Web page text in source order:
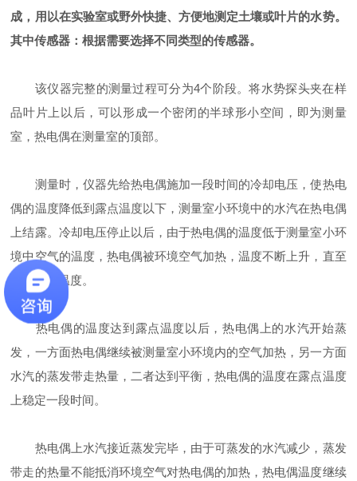
成，用以在实验室或野外快捷、方便地测定土壤或叶片的水势。
其中传感器：根据需要选择不同类型的传感器。
该仪器完整的测量过程可分为4个阶段。将水势探头夹在样
品叶片上以后，可以形成一个密闭的半球形小空间，即为测量
室，热电偶在测量室的顶部。
测量时，仪器先给热电偶施加一段时间的冷却电压，使热电
偶的温度降低到露点温度以下，测量室小环境中的水汽在热电偶
上结露。冷却电压停止以后，由于热电偶的温度低于测量室小环
境中空气的温度，热电偶被环境空气加热，温度不断上升，直至
达到露点温度。
热电偶的温度达到露点温度以后，热电偶上的水汽开始蒸
发，一方面热电偶继续被测量室小环境内的空气加热，另一方面
水汽的蒸发带走热量，二者达到平衡，热电偶的温度在露点温度
上稳定一段时间。
热电偶上水汽接近蒸发完毕，由于可蒸发的水汽减少，蒸发
带走的热量不能抵消环境空气对热电偶的加热，热电偶温度继续